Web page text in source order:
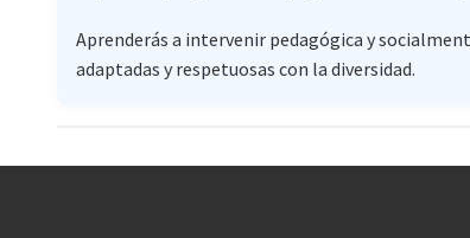
Aprenderás a intervenir pedagógica y
adaptadas y respetuosas con la diversidad.